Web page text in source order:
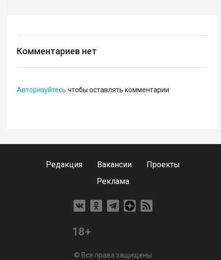
Комментариев нет
Авторизуйтесь чтобы оставлять комментарии
Редакция Вакансии
Проекты
Реклама
18+
© Все права защищены